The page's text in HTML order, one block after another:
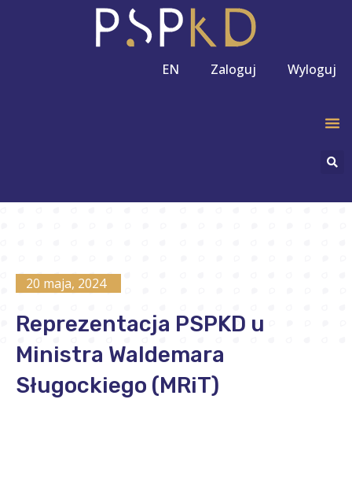
EN Zaloguj Wyloguj
20 maja, 2024
Reprezentacja PSPKD u
Ministra Waldemara
Sługockiego (MRiT)